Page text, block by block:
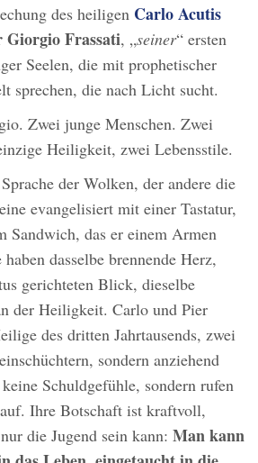
des heiligen Carlo Acutis
Giorgio Frassati, „seiner“ ersten
Seelen, die mit prophetischer
sprechen, die nach Licht sucht.
Zwei junge Menschen. Zwei
Heiligkeit, zwei Lebensstile.
der Wolken, der andere die
evangelisiert mit einer Tastatur,
Sandwich, das er einem Armen
dasselbe brennende Herz,
gerichteten Blick, dieselbe
der Heiligkeit. Carlo und Pier
des dritten Jahrtausends, zwei
sondern anziehend
Schuldgefühle, sondern rufen
Ihre Botschaft ist kraftvoll,
die Jugend sein kann: Man kann